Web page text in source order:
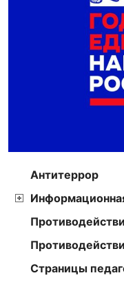
Антитеррор
Страницы